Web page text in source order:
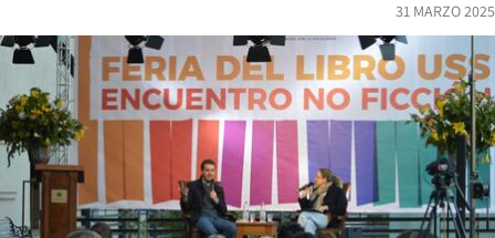
31 MARZO 2025